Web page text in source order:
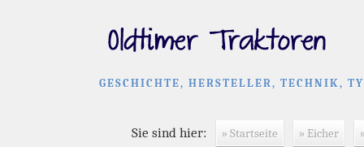
GESCHICHTE, HERSTELLER, TECHNIK,
Sie sind hier: » Startseite » Eicher